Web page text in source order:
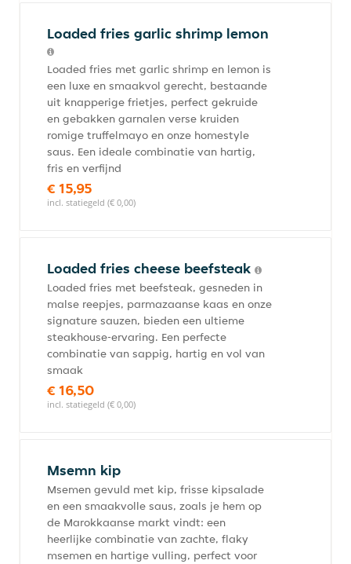
Loaded fries garlic shrimp lemon
Loaded fries met garlic shrimp en lemon is
een luxe en smaakvol gerecht, bestaande
uit knapperige frietjes, perfect gekruide
en gebakken garnalen verse kruiden
romige truffelmayo en onze homestyle
saus. Een ideale combinatie van hartig,
fris en verfijnd
€ 15,95
incl. statiegeld (€ 0,00)
Loaded fries cheese beefsteak
Loaded fries met beefsteak, gesneden in
malse reepjes, parmazaanse kaas en onze
signature sauzen, bieden een ultieme
steakhouse-ervaring. Een perfecte
combinatie van sappig, hartig en vol van
smaak
€ 16,50
incl. statiegeld (€ 0,00)
Msemn kip
Msemen gevuld met kip, frisse kipsalade
en een smaakvolle saus, zoals je hem op
de Marokkaanse markt vindt: een
heerlijke combinatie van zachte, flaky
msemen en hartige vulling, perfect voor